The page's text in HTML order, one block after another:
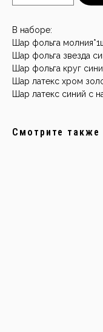
В наборе:
Шар фольга
Шар фольга звезда
Шар фольга круг
Шар латекс хром
Шар латекс синий с
Смотрите также